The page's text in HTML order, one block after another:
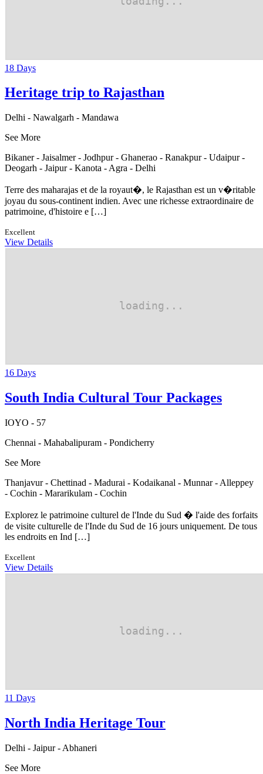
18 Days
Heritage trip to Rajasthan
Delhi - Nawalgarh - Mandawa
See More
Bikaner - Jaisalmer - Jodhpur - Ghanerao - Ranakpur - Udaipur -
Deogarh - Jaipur - Kanota - Agra - Delhi
Terre des maharajas et de la royaut�, le Rajasthan est un v�ritable
joyau du sous-continent indien. Avec une richesse extraordinaire de
patrimoine, d'histoire e […]
Excellent
View Details
16 Days
South India Cultural Tour Packages
IOYO - 57
Chennai - Mahabalipuram - Pondicherry
See More
Thanjavur - Chettinad - Madurai - Kodaikanal - Munnar - Alleppey
- Cochin - Mararikulam - Cochin
Explorez le patrimoine culturel de l'Inde du Sud � l'aide des forfaits
de visite culturelle de l'Inde du Sud de 16 jours uniquement. De tous
les endroits en Ind […]
Excellent
View Details
11 Days
North India Heritage Tour
Delhi - Jaipur - Abhaneri
See More